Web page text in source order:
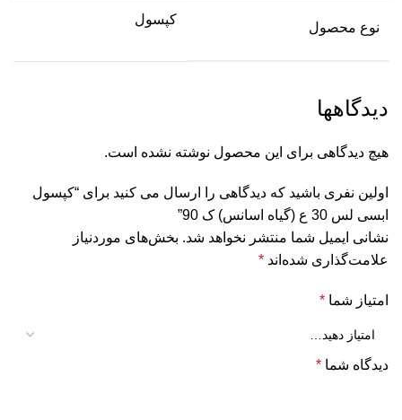
نوع محصول
کپسول
دیدگاهها
هیچ دیدگاهی برای این محصول نوشته نشده است.
اولین نفری باشید که دیدگاهی را ارسال می کنید برای “کپسول
ابسی لس 30 ع (گیاه اسانس) ک 90”
نشانی ایمیل شما منتشر نخواهد شد. بخش‌های موردنیاز
علامت‌گذاری شده‌اند *
امتیاز شما *
دیدگاه شما *